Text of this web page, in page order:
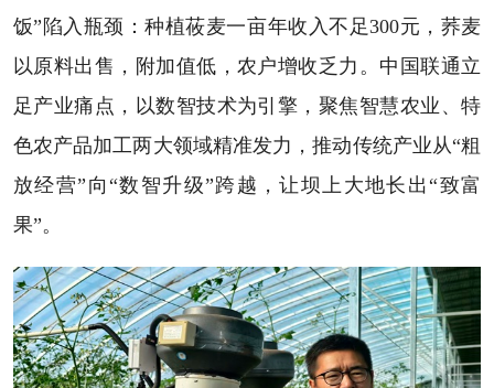
饭”陷入瓶颈：种植莜麦一亩年收入不足300元，荞麦
以原料出售，附加值低，农户增收乏力。中国联通立
足产业痛点，以数智技术为引擎，聚焦智慧农业、特
色农产品加工两大领域精准发力，推动传统产业从“粗
放经营”向“数智升级”跨越，让坝上大地长出“致富
果”。